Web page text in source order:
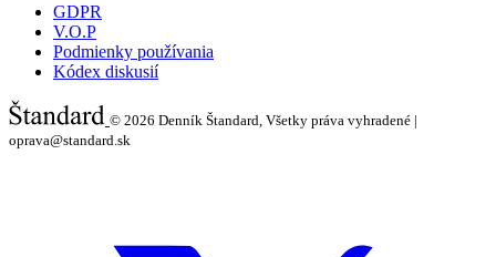
GDPR
V.O.P
Podmienky používania
Kódex diskusií
© 2026 Denník Štandard, Všetky práva vyhradené |
oprava@standard.sk